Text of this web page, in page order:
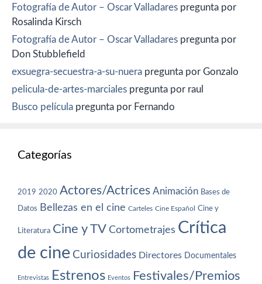
Fotografía de Autor – Oscar Valladares pregunta por
Rosalinda Kirsch
Fotografía de Autor – Oscar Valladares pregunta por
Don Stubblefield
exsuegra-secuestra-a-su-nuera pregunta por Gonzalo
pelicula-de-artes-marciales pregunta por raul
Busco película pregunta por Fernando
Categorías
2019 2020 Actores/Actrices Animación Bases de
Datos Bellezas en el cine Carteles Cine Español Cine y
Literatura Cine y TV Cortometrajes Crítica
de cine Curiosidades Directores Documentales
Entrevistas Estrenos Eventos Festivales/Premios